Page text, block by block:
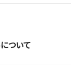
ついて